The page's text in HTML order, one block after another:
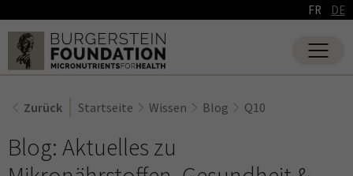
FR DE
Zurück Startseite Wissen Blog Q10
Blog: Aktuelles zu